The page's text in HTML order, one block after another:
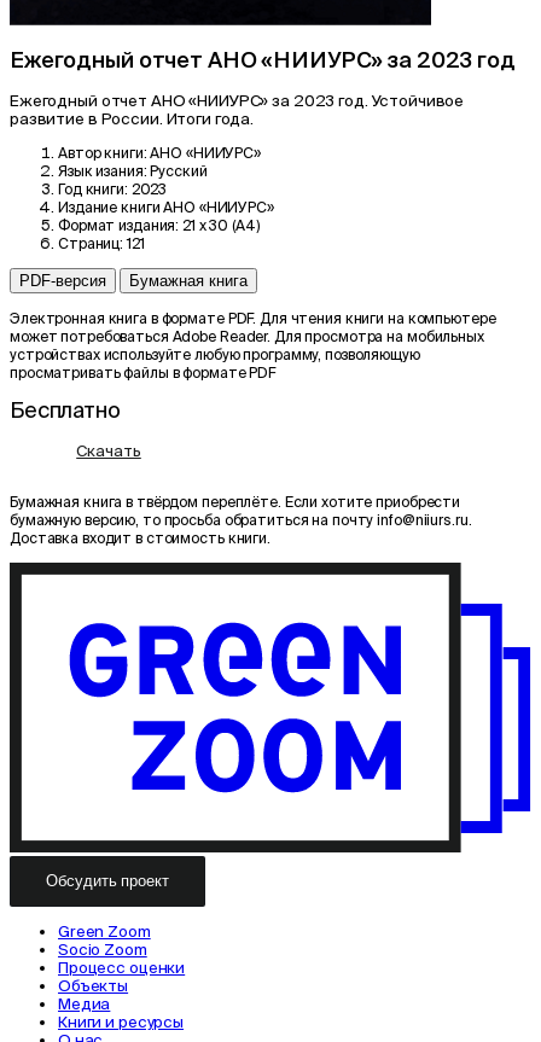
Ежегодный отчет АНО «НИИУРС» за 2023 год
Ежегодный отчет АНО «НИИУРС» за 2023 год. Устойчивое
развитие в России. Итоги года.
Автор книги: АНО «НИИУРС»
Язык изания: Русский
Год книги: 2023
Издание книги АНО «НИИУРС»
Формат издания: 21 x 30 (А4)
Страниц: 121
PDF-версия Бумажная книга
Электронная книга в формате PDF. Для чтения книги на компьютере
может потребоваться Adobe Reader. Для просмотра на мобильных
устройствах используйте любую программу, позволяющую
просматривать файлы в формате PDF
Бесплатно
Скачать
Бумажная книга в твёрдом переплёте. Если хотите приобрести
бумажную версию, то просьба обратиться на почту info@niiurs.ru.
Доставка входит в стоимость книги.
Обсудить проект
Green Zoom
Socio Zoom
Процесс оценки
Объекты
Медиа
Книги и ресурсы